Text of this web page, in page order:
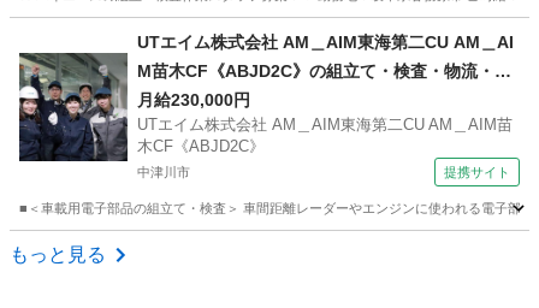
各務原市役所前駅 未経験
UTエイム株式会社 AM＿AIM東海第二CU AM＿AI
M苗木CF《ABJD2C》の組立て・検査・物流・ピ
ッキング 【フリーター歓迎】
月給230,000円
UTエイム株式会社 AM＿AIM東海第二CU AM＿AIM苗
木CF《ABJD2C》
中津川市 提携サイト
■＜車載用電子部品の組立て・検査＞ 車間距離レーダーやエンジンに使われる電子部
岐阜 中津川市
もっと見る